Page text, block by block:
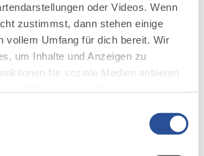
oder Videos. Wenn
zustimmst, dann stehen einige
vollem Umfang für dich bereit. Wir
um Inhalte und Anzeigen zu
für soziale Medien anbieten
unserer Website an unsere Partner
Loipe
Nach 100 m biegt
vorbei. Dann geht es eben
auf eine kleine Anhöhe. Dort